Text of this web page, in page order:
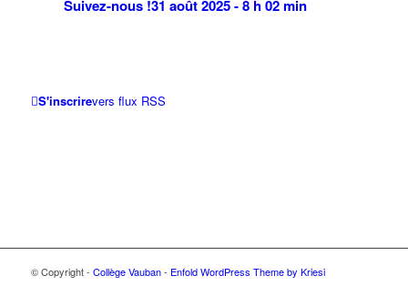
Suivez-nous !31 août 2025 - 8 h 02 min
S'inscrirevers flux RSS
© Copyright - Collège Vauban- Enfold WordPress Theme by Kriesi